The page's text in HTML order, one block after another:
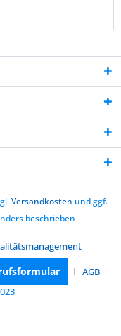
Versandkosten und ggf.
beschrieben
AGB